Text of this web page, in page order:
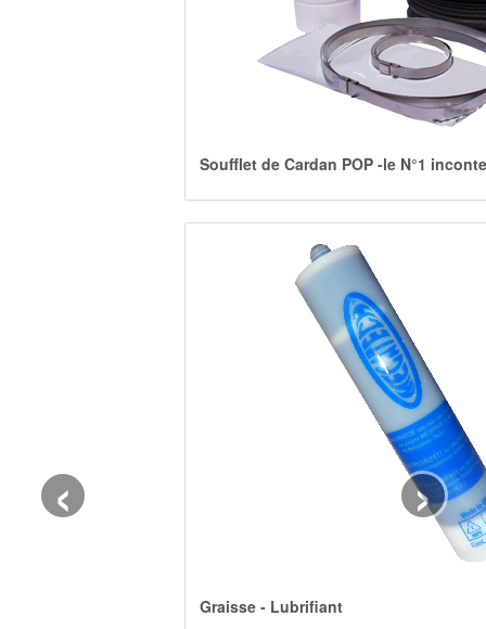
Soufflet de Cardan POP -le N°1
Graisse - Lubrifiant
‹ ›